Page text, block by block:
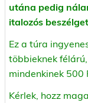
utána pedig
italozós
Ez a túra
többieknek
mindenkinek 500
Kérlek, hozz